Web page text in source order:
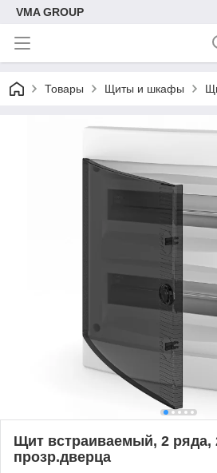
VMA GROUP
Товары Щиты и шкафы
Щит встраиваемый, 2 ряда,
прозр.дверца